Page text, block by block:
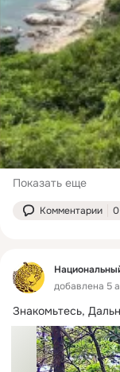
Показать еще
Комментарии 0
добавлена 5
Знакомьтесь,